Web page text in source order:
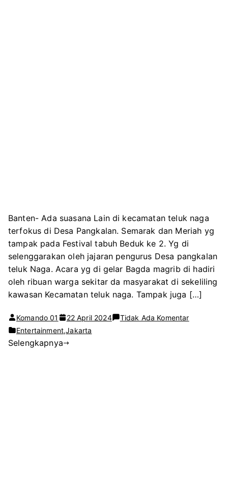
Banten- Ada suasana Lain di kecamatan teluk naga
terfokus di Desa Pangkalan. Semarak dan Meriah yg
tampak pada Festival tabuh Beduk ke 2. Yg di
selenggarakan oleh jajaran pengurus Desa pangkalan
teluk Naga. Acara yg di gelar Bagda magrib di hadiri
oleh ribuan warga sekitar da masyarakat di sekeliling
kawasan Kecamatan teluk naga. Tampak juga […]
Komando 01 22 April 2024 Tidak Ada Komentarpada
Entertainment,Jakarta
Selengkapnya